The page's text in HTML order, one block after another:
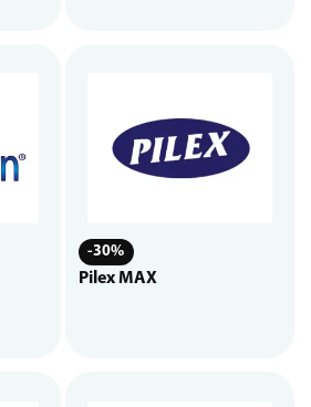
-30%
Pilex MAX